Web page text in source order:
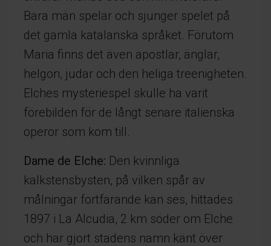
Bara män spelar och sjunger spelet på
det gamla katalanska språket. Förutom
Maria finns det även apostlar, änglar,
helgon, judar och den heliga treenigheten.
Elches mysteriespel skulle ha varit
förebilden för de långt senare italienska
operor som kom till.
Dame de Elche: Den kvinnliga
kalkstensbysten, på vilken spår av
målningar fortfarande kan ses, hittades
1897 i La Alcudia, 2 km söder om Elche
och har gjort stadens namn känt över